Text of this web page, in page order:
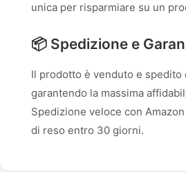
unica per risparmiare su un
📦 Spedizione e
Il prodotto è venduto e spedito
garantendo la massima
Spedizione veloce con
di reso entro 30 giorni.